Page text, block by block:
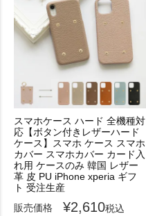
スマホケース ハード 全機種対
応【ボタン付きレザーハード
ケース】スマホ ケース スマホ
カバー スマホカバー カード入
れ用 ケースのみ 韓国 レザー
革 皮 PU iPhone xperia ギフ
ト 受注生産
販売価格
¥2,610税込